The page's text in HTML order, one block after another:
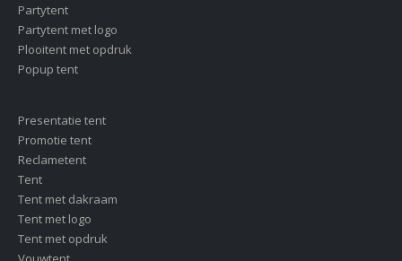
Partytent
Partytent met logo
Plooitent met opdruk
Popup tent
Presentatie tent
Promotie tent
Reclametent
Tent
Tent met dakraam
Tent met logo
Tent met opdruk